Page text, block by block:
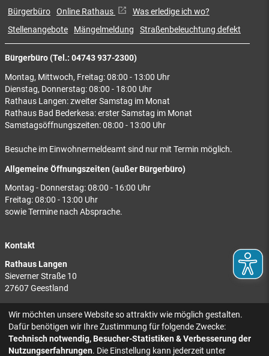
Bürgerbüro (Tel.: 04743 937-2300)
Montag, Mittwoch, Freitag: 08:00 - 13:00 Uhr
Dienstag, Donnerstag: 08:00 - 18:00 Uhr
Rathaus Langen: zweiter Samstag im Monat
Rathaus Bad Bederkesa: erster Samstag im Monat
Samstagsöffnungszeiten: 08:00 - 13:00 Uhr
Besuche im Einwohnermeldeamt sind nur mit Termin möglich.
Allgemeine Öffnungszeiten (außer Bürgerbüro)
Montag - Donnerstag: 08:00 - 16:00 Uhr
Freitag: 08:00 - 13:00 Uhr
sowie Termine nach Absprache.
Kontakt
Rathaus Langen
Sieverner Straße 10
27607 Geestland
Rathaus Bad Bederkesa
Am Markt 8
27624 Geestland
Bürgerbüro Online Rathaus
Was erledige ich wo?
Stellenangebote
Mängelmeldung Straßenbeleuchtung defekt
Wir möchten unsere Website so attraktiv wie möglich gestalten.
Dafür benötigen wir Ihre Zustimmung für folgende Zwecke:
Technisch notwendig, Besucher-Statistiken & Verbesserung der
Nutzungserfahrungen. Die Einstellung kann jederzeit unter